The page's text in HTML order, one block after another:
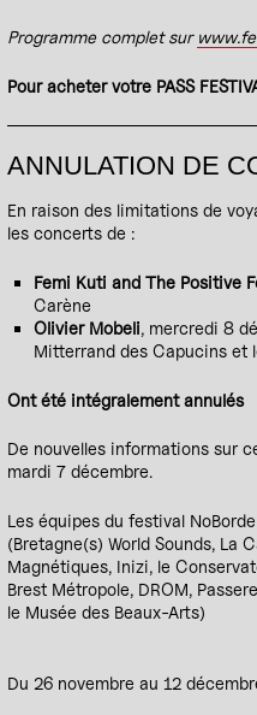
Programme complet sur
Pour acheter votre PASS
ANNULATION DE
En raison des limitations de
les concerts de :
Femi Kuti and The Positive
Carène
Olivier Mobeli, mercredi 8
Mitterrand des Capucins et
Ont été intégralement annulés
De nouvelles informations sur
mardi 7 décembre.
Les équipes du festival
(Bretagne(s) World Sounds, La
Magnétiques, Inizi, le
Brest Métropole, DROM,
le Musée des Beaux-Arts)
Du 26 novembre au 12